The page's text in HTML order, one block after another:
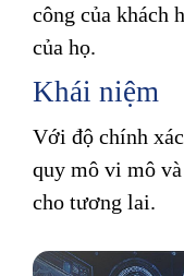
công của khách
của họ.
Khái niệm
Với độ chính
quy mô vi mô
cho tương lai.